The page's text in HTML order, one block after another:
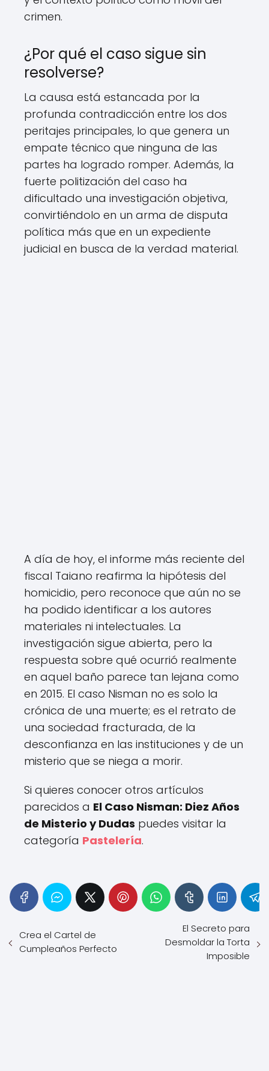
crimen.
¿Por qué el caso sigue sin
resolverse?
La causa está estancada por la
profunda contradicción entre los dos
peritajes principales, lo que genera un
empate técnico que ninguna de las
partes ha logrado romper. Además, la
fuerte politización del caso ha
dificultado una investigación objetiva,
convirtiéndolo en un arma de disputa
política más que en un expediente
judicial en busca de la verdad material.
A día de hoy, el informe más reciente del
fiscal Taiano reafirma la hipótesis del
homicidio, pero reconoce que aún no se
ha podido identificar a los autores
materiales ni intelectuales. La
investigación sigue abierta, pero la
respuesta sobre qué ocurrió realmente
en aquel baño parece tan lejana como
en 2015. El caso Nisman no es solo la
crónica de una muerte; es el retrato de
una sociedad fracturada, de la
desconfianza en las instituciones y de un
misterio que se niega a morir.
Si quieres conocer otros artículos
parecidos a El Caso Nisman: Diez Años
de Misterio y Dudas puedes visitar la
categoría Pastelería.
Crea el Cartel de
Cumpleaños Perfecto
El Secreto para
Desmoldar la Torta
Imposible